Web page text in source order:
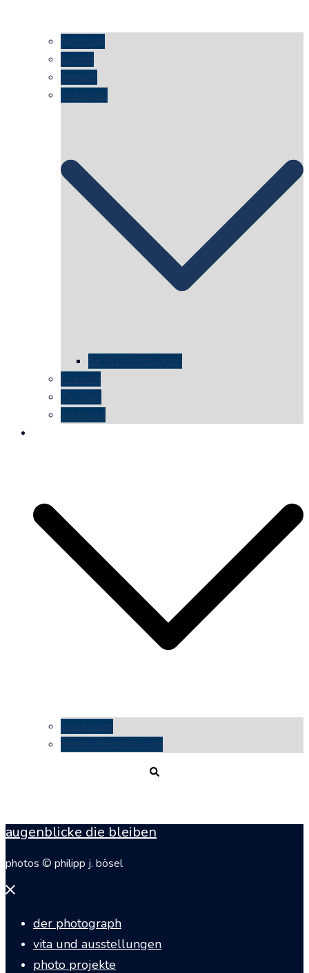
facebook
twitter
threads
instagram
für WDR Instagram
LinkedIn
YouTube
wikipedia
impressum
datenschutzerklärung
augenblicke die bleiben
photos © philipp j. bösel
Menü
der photograph
vita und ausstellungen
photo projekte